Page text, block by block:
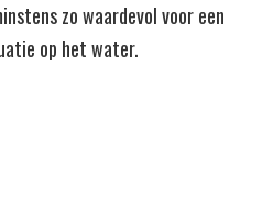
zo waardevol voor een
op het water.